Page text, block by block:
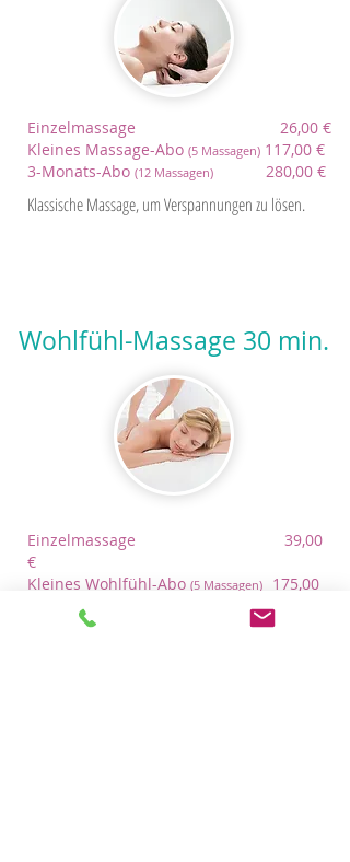
Einzelmassage 26,00 €
Kleines Massage-Abo (5 Massagen) 117,00 €
3-Monats-Abo (12 Massagen) 280,00 €
Klassische Massage, um Verspannungen zu lösen.
Wohlfühl-Massage 30 min.
Einzelmassage 39,00
€
Kleines Wohlfühl-Abo (5 Massagen) 175,00
3-Monats-Abo
420,00 €